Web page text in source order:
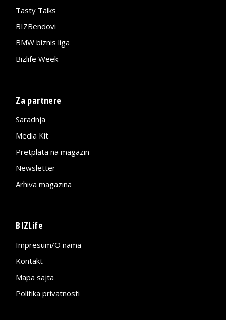
Tasty Talks
BIZBendovi
BMW biznis liga
Bizlife Week
Za partnere
Saradnja
Media Kit
Pretplata na magazin
Newsletter
Arhiva magazina
BIZLife
Impresum/O nama
Kontakt
Mapa sajta
Politika privatnosti